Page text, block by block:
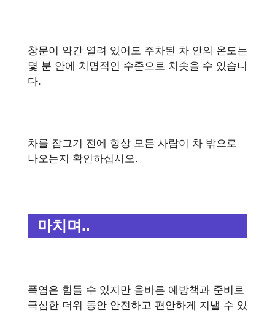
창문이 약간 열려 있어도 주차된 차 안의 온도는
몇 분 안에 치명적인 수준으로 치솟을 수 있습니
다.
차를 잠그기 전에 항상 모든 사람이 차 밖으로
나오는지 확인하십시오.
마치며..
폭염은 힘들 수 있지만 올바른 예방책과 준비로
극심한 더위 동안 안전하고 편안하게 지낼 수 있